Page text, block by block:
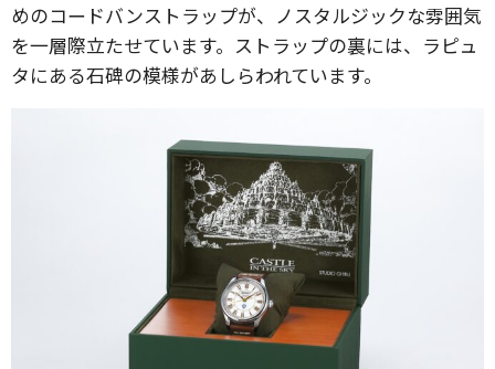
めのコードバンストラップが、ノスタルジックな雰囲気
を一層際立たせています。ストラップの裏には、ラピュ
タにある石碑の模様があしらわれています。